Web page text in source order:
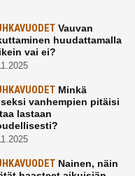
Vauvan
huudattamalla
vai ei?
Minkä
vanhempien pitäisi
lastaan
Nainen, näin